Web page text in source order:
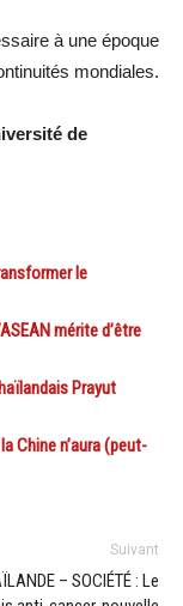
à une époque
mondiales.
de
le
mérite d’être
Prayut
Chine n’aura (peut-
Suivant
– SOCIÉTÉ : Le